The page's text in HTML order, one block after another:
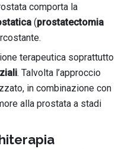
comporta la
(prostatectomia
terapeutica soprattutto
. Talvolta l’approccio
in combinazione con
alla prostata a stadi